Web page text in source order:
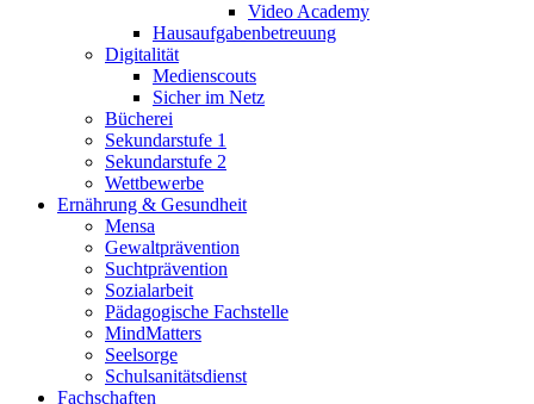
Video Academy
Hausaufgabenbetreuung
Digitalität
Medienscouts
Sicher im Netz
Bücherei
Sekundarstufe 1
Sekundarstufe 2
Wettbewerbe
Ernährung & Gesundheit
Mensa
Gewaltprävention
Suchtprävention
Sozialarbeit
Pädagogische Fachstelle
MindMatters
Seelsorge
Schulsanitätsdienst
Fachschaften